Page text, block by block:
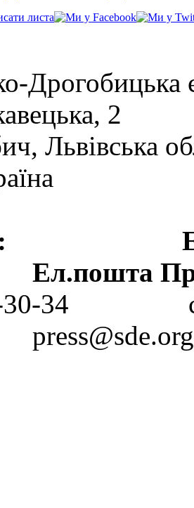
Дрогобицька
2
Львівська
Ел.пошта
45-30-